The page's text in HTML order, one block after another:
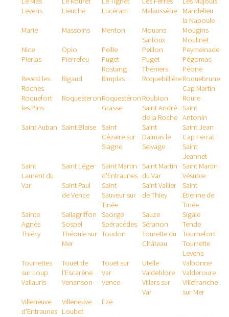
Levens
Lieuche Lucéram Malaussène
Mandelieu
la Napoule
Marie
Massoins Menton
Mouans
Sartoux
Mougins
Moulinet
Nice
Opio Peille Peillon
Peymeinade
Pierlas
Pierrefeu
Puget
Rostang
Puget
Théniers
Pégomas
Péone
Revest les
Roches
Rigaud Rimplas RoquebillièreRoquebrune
Cap Martin
Roquefort
les Pins
RoquesteronRoquestéron
Grasse
Roubion
Roure
Saint André
de la Roche
Saint
Antonin
Saint Auban Saint Blaise
Saint
Cézaire sur
Siagne
Saint
Dalmas le
Selvage
Saint Jean
Cap Ferrat
Saint
Jeannet
Saint
Laurent du
Var
Saint Léger
Saint Martin
d'Entraunes
Saint Martin
du Var
Saint Martin
Vésubie
Saint Paul
de Vence
Saint
Sauveur sur
Tinée
Saint Vallier
de Thiey
Saint
Étienne de
Tinée
Sainte
Agnès
Sallagriffon Saorge Sauze
Sigale
Sospel
Spéracèdes Séranon
Tende
Thiéry
Théoule sur
Mer
Toudon
Tourette du
Château
Tournefort
Tourrette
Levens
Tourrettes
sur Loup
Touët de
l'Escarène
Touët sur
Var
Utelle
Valbonne
Valdeblore
Valderoure
Vallauris
Venanson Vence
Villars sur
Var
Villefranche
sur Mer
Villeneuve
d'Entraunes
Villeneuve
Loubet
Èze